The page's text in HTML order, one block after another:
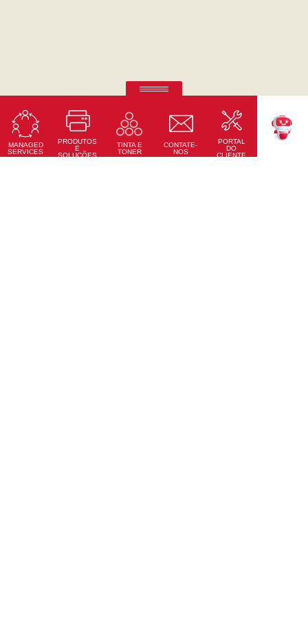
MANAGED
SERVICES
PRODUTOS
E
SOLUÇÕES
TINTA E
TONER
CONTATE-
NOS
PORTAL
DO
CLIENTE
Ricoh Pro C7500
Impressão em quinta cor de outro nível.
Saiba Mais